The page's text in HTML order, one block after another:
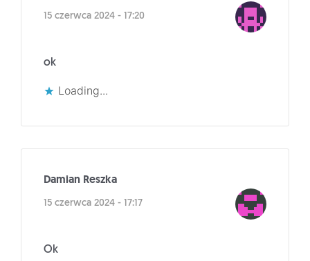
15 czerwca 2024 - 17:20
ok
Loading...
Damian Reszka
15 czerwca 2024 - 17:17
Ok